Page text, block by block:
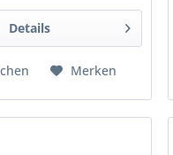
genutzt werden.
ist dieses
Details
Merken